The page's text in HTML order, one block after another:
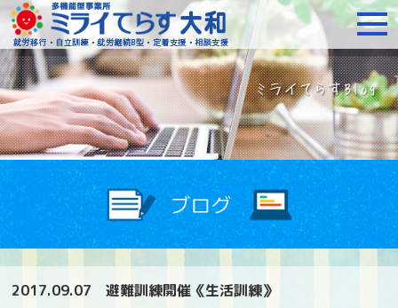
障がいをお持ちの方へ
2017.09.07 避難訓練開催《生活訓練》